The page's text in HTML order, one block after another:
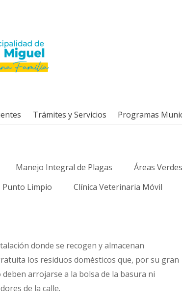
Trámites y Servicios Programas
Manejo Integral de Plagas Áreas
Punto Limpio Clínica Veterinaria Móvil
donde se recogen y almacenan
los residuos domésticos que, por su gran
arrojarse a la bolsa de la basura ni
de la calle.